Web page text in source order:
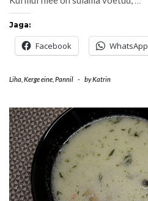
Jaga:
Facebook WhatsApp
Liha Kerge eine Pannil - byKatrin